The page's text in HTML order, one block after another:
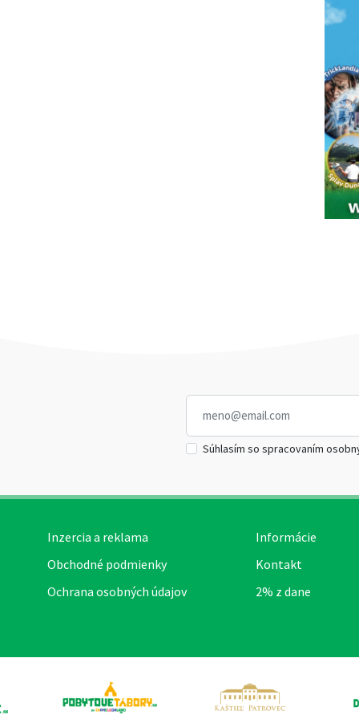
Súhlasím so spracovaním
Inzercia a reklama
Obchodné podmienky
Ochrana osobných údajov
Informácie
Kontakt
2% z dane